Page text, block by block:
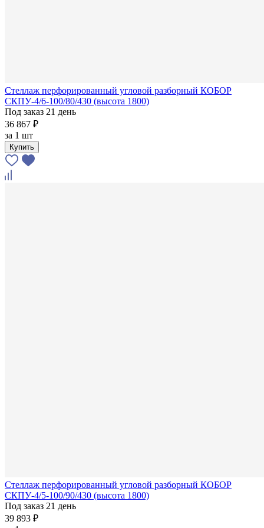
Стеллаж перфорированный угловой разборный КОБОР
СКПУ-4/6-100/80/430 (высота 1800)
Под заказ 21 день
36 867 ₽
за 1 шт
Купить
Стеллаж перфорированный угловой разборный КОБОР
СКПУ-4/5-100/90/430 (высота 1800)
Под заказ 21 день
39 893 ₽